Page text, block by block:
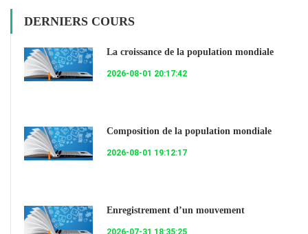
DERNIERS COURS
La croissance de la population mondiale
2026-08-01 20:17:42
Composition de la population mondiale
2026-08-01 19:12:17
Enregistrement d’un mouvement